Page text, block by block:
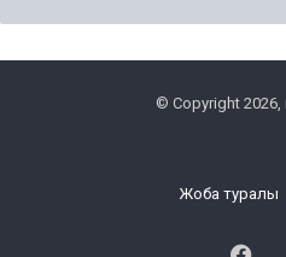
© Copyright
Жоба туралы